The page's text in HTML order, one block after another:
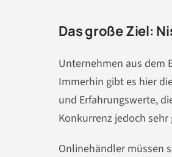
Das große Ziel:
Unternehmen aus dem
Immerhin gibt es hier
und Erfahrungswerte,
Konkurrenz jedoch sehr
Onlinehändler müssen